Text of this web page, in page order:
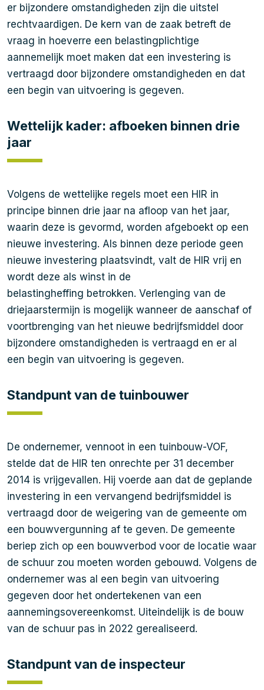
er bijzondere omstandigheden zijn die uitstel
rechtvaardigen. De kern van de zaak betreft de
vraag in hoeverre een belastingplichtige
aannemelijk moet maken dat een investering is
vertraagd door bijzondere omstandigheden en dat
een begin van uitvoering is gegeven.
Wettelijk kader: afboeken binnen drie
jaar
Volgens de wettelijke regels moet een HIR in
principe binnen drie jaar na afloop van het jaar,
waarin deze is gevormd, worden afgeboekt op een
nieuwe investering. Als binnen deze periode geen
nieuwe investering plaatsvindt, valt de HIR vrij en
wordt deze als winst in de
belastingheffing betrokken. Verlenging van de
driejaarstermijn is mogelijk wanneer de aanschaf of
voortbrenging van het nieuwe bedrijfsmiddel door
bijzondere omstandigheden is vertraagd en er al
een begin van uitvoering is gegeven.
Standpunt van de tuinbouwer
De ondernemer, vennoot in een tuinbouw-VOF,
stelde dat de HIR ten onrechte per 31 december
2014 is vrijgevallen. Hij voerde aan dat de geplande
investering in een vervangend bedrijfsmiddel is
vertraagd door de weigering van de gemeente om
een bouwvergunning af te geven. De gemeente
beriep zich op een bouwverbod voor de locatie waar
de schuur zou moeten worden gebouwd. Volgens de
ondernemer was al een begin van uitvoering
gegeven door het ondertekenen van een
aannemingsovereenkomst. Uiteindelijk is de bouw
van de schuur pas in 2022 gerealiseerd.
Standpunt van de inspecteur